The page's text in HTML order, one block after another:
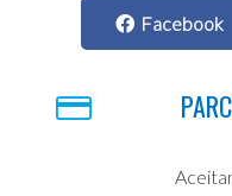
Facebook